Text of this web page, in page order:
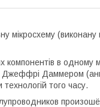
мікросхему (виконану
в одному
Джеффрі Даммером
того часу.